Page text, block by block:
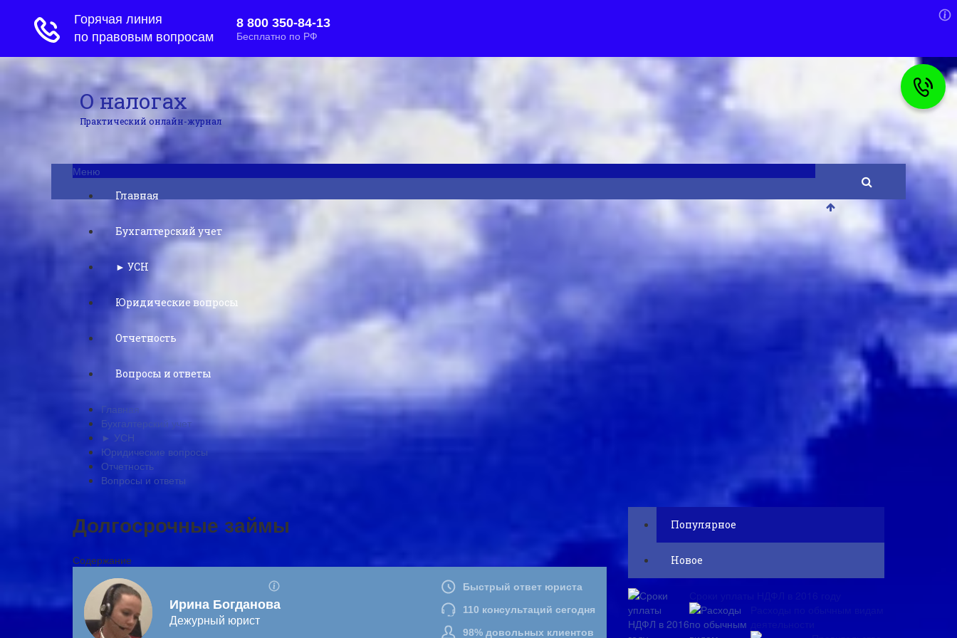
О налогах
Практический онлайн-журнал
Меню
Главная
Бухгалтерский учет
► УСН
Юридические вопросы
Отчетность
Вопросы и ответы
Главная
Бухгалтерский учет
► УСН
Юридические вопросы
Отчетность
Вопросы и ответы
Долгосрочные займы
Содержание
Популярное
Новое